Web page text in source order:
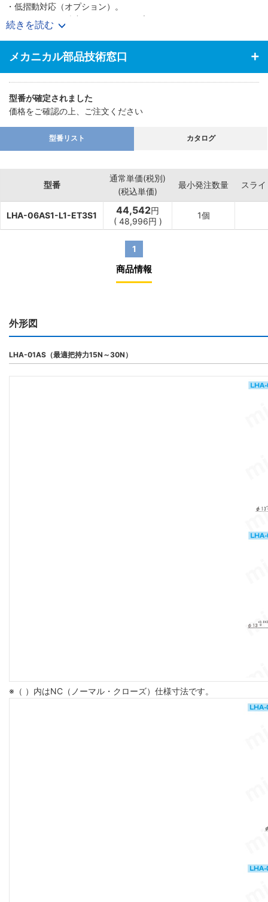
・低摺動対応（オプション）。
・センタリング精度±0.05mm（オプション）。
・ゴムカバー対応（オプション）。
続きを読む
メカニカル部品技術窓口
型番が確定されました
価格をご確認の上、ご注文ください
型番リスト カタログ
型番
通常単価(税別)
(税込単価)
最小発注数量 スラ
LHA-06AS1-L1-ET3S1 44,542円
( 48,996円 )
1個
1
商品情報
外形図
LHA-01AS（最適把持力15N～30N）
※（ ）内はNC（ノーマル・クローズ）仕様寸法です。